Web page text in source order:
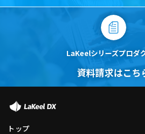
LaKeelシリーズプロダ
資料請求はこち
トップ